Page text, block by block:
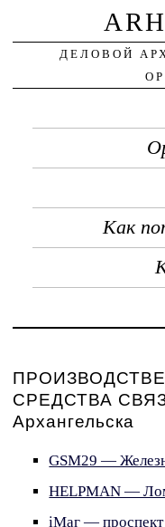
ДЕЛОВОЙ
Как
СРЕДСТВА
Архангельска
GSM29 —
HELPMAN —
iМаг — проспект